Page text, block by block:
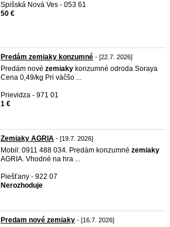
Spišská Nová Ves - 053 61
50 €
Predám zemiaky konzumné - [22.7. 2026]
Predám nové zemiaky konzumné odroda Soraya
Cena 0,49/kg Pri väčšo ...
Prievidza - 971 01
1 €
Zemiaky AGRIA - [19.7. 2026]
Mobil: 0911 488 034. Predám konzumné zemiaky
AGRIA. Vhodné na hra ...
Piešťany - 922 07
Nerozhoduje
Predam nové zemiaky - [16.7. 2026]